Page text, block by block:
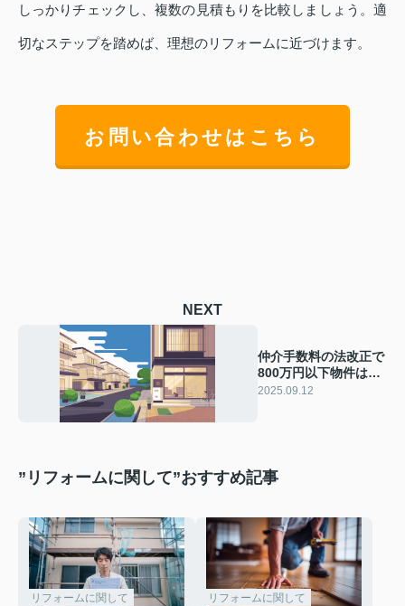
しっかりチェックし、複数の見積もりを比較しましょう。適
切なステップを踏めば、理想のリフォームに近づけます。
お問い合わせはこちら
NEXT
仲介手数料の法改正で
800万円以下物件はど
う変わる？新制度の内
2025.09.12
”リフォームに関して”おすすめ記事
リフォームに関して リフォームに関して